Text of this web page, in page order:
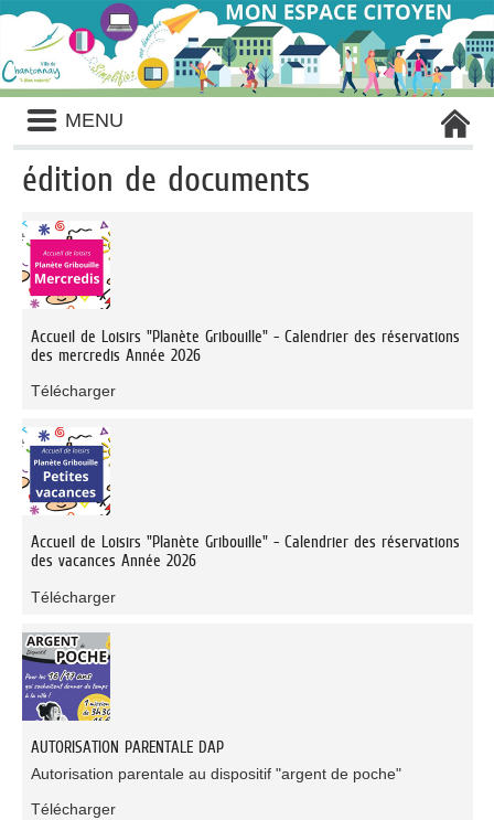
Liste
des
avertissements
MENU
édition de documents
des
documents
publiés
Accueil de Loisirs "Planète Gribouille" - Calendrier des réservations
des mercredis Année 2026
Télécharger
Accueil de Loisirs "Planète Gribouille" - Calendrier des réservations
des vacances Année 2026
Télécharger
AUTORISATION PARENTALE DAP
Autorisation parentale au dispositif "argent de poche"
Télécharger